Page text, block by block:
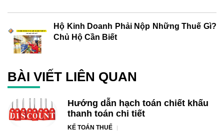
Hộ Kinh Doanh Phải Nộp Những Thuế Gì?
Chủ Hộ Cần Biết
BÀI VIẾT LIÊN QUAN
Hướng dẫn hạch toán chiết khấu
thanh toán chi tiết
KẾ TOÁN THUẾ